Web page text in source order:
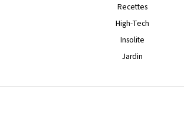
Recettes
High-Tech
Insolite
Jardin